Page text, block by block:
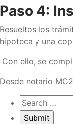
Paso 4:
Resueltos los
hipoteca y una
Con ello, se
Desde notario